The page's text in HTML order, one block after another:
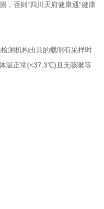
，否则“四川天府健康通”健康
测机构出具的载明有采样时
温正常(<37.3℃)且无咳嗽等